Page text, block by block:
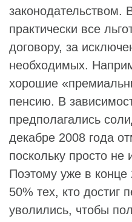
законодательством.
практически все
договору, за
необходимых.
хорошие
пенсию. В
предполагались
декабре 2008 года
поскольку просто не
Поэтому уже в конце
50% тех, кто достиг
уволились, чтобы